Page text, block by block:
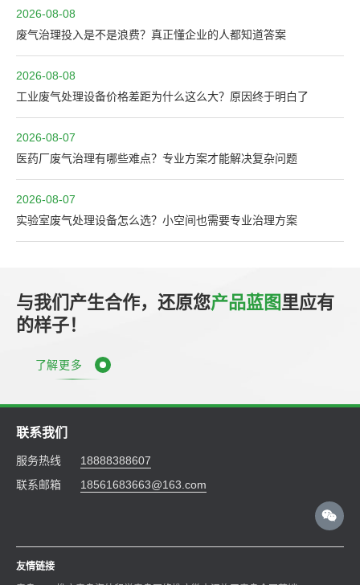
2026-08-08
废气治理投入是不是浪费？真正懂企业的人都知道答案
2026-08-08
工业废气处理设备价格差距为什么这么大？原因终于明白了
2026-08-07
医药厂废气治理有哪些难点？专业方案才能解决复杂问题
2026-08-07
实验室废气处理设备怎么选？小空间也需要专业治理方案
与我们产生合作，还原您产品蓝图里应有
的样子！
了解更多
联系我们
服务热线
18888388607
联系邮箱
18561683663@163.com
友情链接